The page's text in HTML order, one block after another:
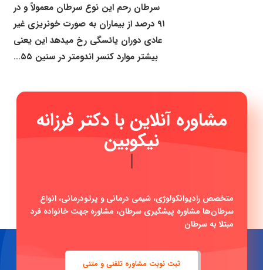
سرطان رحم این نوع سرطان معمولاً و در
۹۱ درصد از بیماران به صورت خونریزی غیر
عادی دوران یائسگی رخ میدهد این یعنی
بیشتر موارد کنسر اندومتر در سنین ۵۵…
مشاوره آنلاین با دکتر فرزانه
نیکوبین
|
متخصص رادیوانکولوژی، شیمی درمانی و پرتودرمانی، انواع
سرطان‌ها مشاوره پیشگیری سرطان، مشاوره جهت خانواده فرد
مبتلا به سرطان
ثبت نوبت مشاوره تلفنی و متنی